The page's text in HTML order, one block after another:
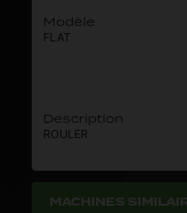
Modèle
FLAT
Description
ROULER
MACHINES